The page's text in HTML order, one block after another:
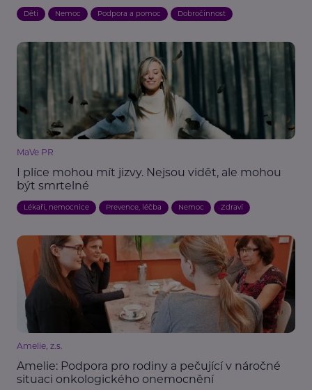
Děti Nemoc Podpora a pomoc Dobročinnost
MaVe PR
I plíce mohou mít jizvy. Nejsou vidět, ale mohou
být smrtelné
Lékaři, nemocnice Prevence, léčba Nemoc Zdraví
Amelie, z.s.
Amelie: Podpora pro rodiny a pečující v náročné
situaci onkologického onemocnění